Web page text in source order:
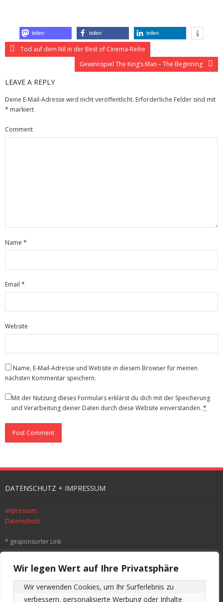
Wir legen Wert auf Ihre Privatsphäre
Wir verwenden Cookies, um Ihr Surferlebnis zu
verbessern, personalisierte Werbung oder Inhalte
teilen teilen teilen
Tod auf dem Nil in der Best of Cinema-Reihe
Gewinnspiel The King’s Man – The Beginning
LEAVE A REPLY
Deine E-Mail-Adresse wird nicht veröffentlicht. Erforderliche Felder sind mit
* markiert
Comment
Name *
Email *
Website
Name, E-Mail-Adresse und Website in diesem Browser für meinen
nächsten Kommentar speichern.
Mit der Nutzung dieses Formulars erklärst du dich mit der Speicherung
und Verarbeitung deiner Daten durch diese Website einverstanden. *
DATENSCHUTZ + IMPRESSUM
Impressum
Datenschutz
* gesponsorter Link